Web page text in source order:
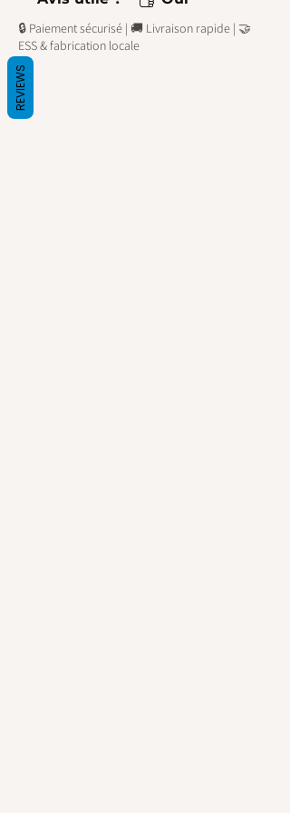
d’un bas chaussette! Finis
les fleurs dans les
canalisations!
🔒 Paiement sécurisé | 🚚 Livraison rapide | 🤝
ESS & fabrication locale
REVIEWS